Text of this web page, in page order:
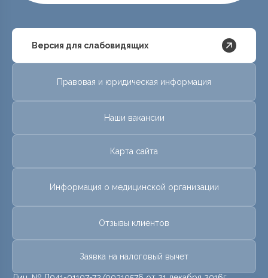
Версия для слабовидящих
Правовая и юридическая информация
Наши вакансии
Карта сайта
Информация о медицинской организации
Отзывы клиентов
Заявка на налоговый вычет